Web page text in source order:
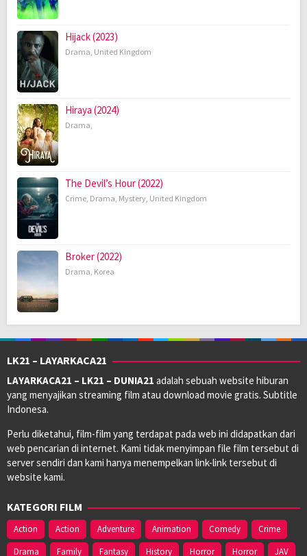
Hijack (2023)
Drama United Kingdom
Hiraya (2024)
Drama
The Devil’s Hour (2022)
Crime Drama Mystery United Kingdom
Broker (2022)
Drama Korea
LK21 – LAYARKACA21
LAYARKACA21 – LK21 – DUNIA21 adalah sebuah website hiburan
yang menyajikan streaming film atau download movie gratis. Subtitle
Indonesa.
Perlu diketahui, film-film yang terdapat pada web ini didapatkan dari
web pencarian di internet. Kami tidak menyimpan file film tersebut di
server sendiri dan kami hanya menempelkan link-link tersebut di
website kami.
KATEGORI FILM
Action Action Adventure Animation Comedy
Crime
Drama
Family Fantasy History Horror Horror JAV